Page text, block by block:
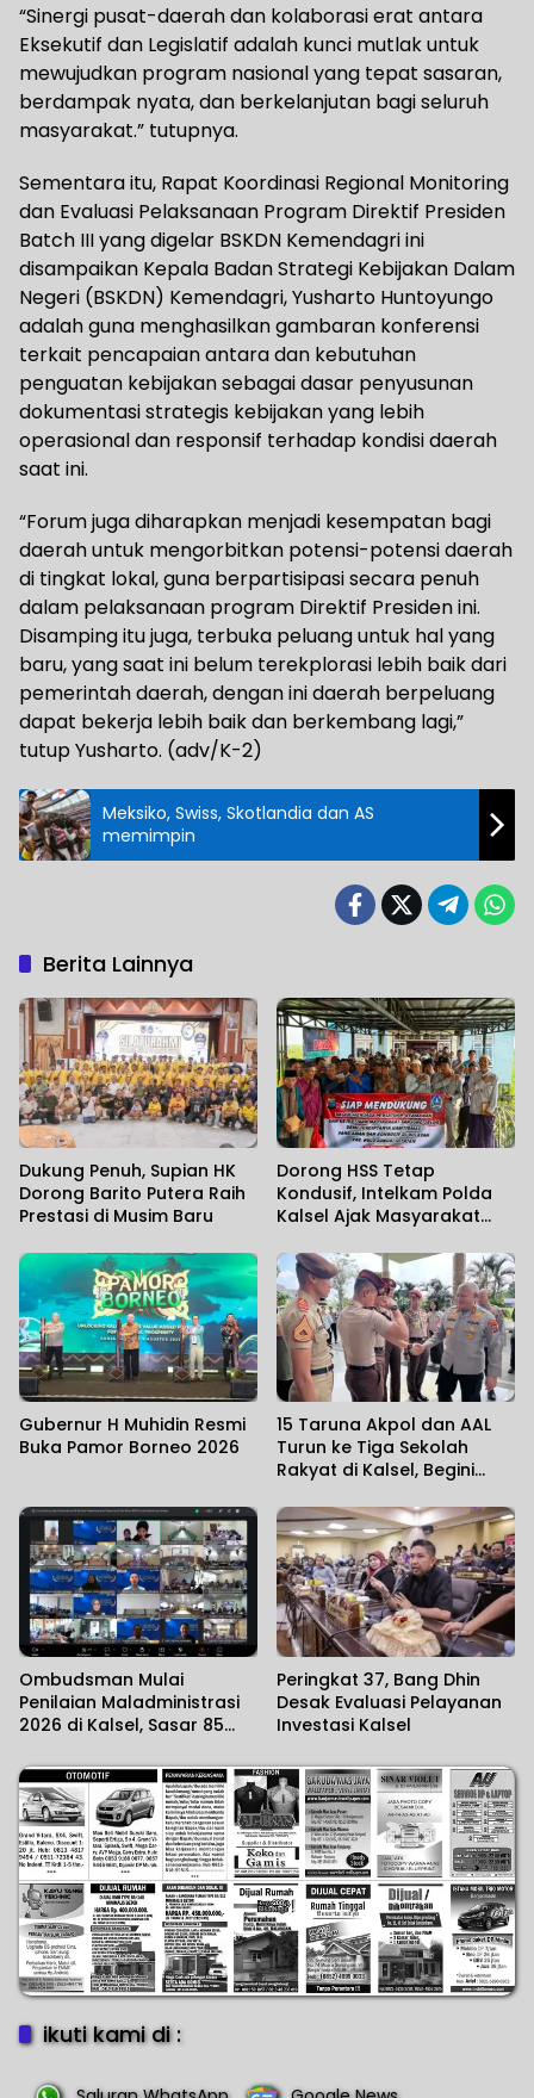
“Sinergi pusat-daerah dan kolaborasi erat antara
Eksekutif dan Legislatif adalah kunci mutlak untuk
mewujudkan program nasional yang tepat sasaran,
berdampak nyata, dan berkelanjutan bagi seluruh
masyarakat.” tutupnya.
Sementara itu, Rapat Koordinasi Regional Monitoring
dan Evaluasi Pelaksanaan Program Direktif Presiden
Batch III yang digelar BSKDN Kemendagri ini
disampaikan Kepala Badan Strategi Kebijakan Dalam
Negeri (BSKDN) Kemendagri, Yusharto Huntoyungo
adalah guna menghasilkan gambaran konferensi
terkait pencapaian antara dan kebutuhan
penguatan kebijakan sebagai dasar penyusunan
dokumentasi strategis kebijakan yang lebih
operasional dan responsif terhadap kondisi daerah
saat ini.
“Forum juga diharapkan menjadi kesempatan bagi
daerah untuk mengorbitkan potensi-potensi daerah
di tingkat lokal, guna berpartisipasi secara penuh
dalam pelaksanaan program Direktif Presiden ini.
Disamping itu juga, terbuka peluang untuk hal yang
baru, yang saat ini belum terekplorasi lebih baik dari
pemerintah daerah, dengan ini daerah berpeluang
dapat bekerja lebih baik dan berkembang lagi,”
tutup Yusharto. (adv/K-2)
Meksiko, Swiss, Skotlandia dan AS
memimpin
Berita Lainnya
Dukung Penuh, Supian HK
Dorong Barito Putera Raih
Prestasi di Musim Baru
Dorong HSS Tetap
Kondusif, Intelkam Polda
Kalsel Ajak Masyarakat
Gubernur H Muhidin Resmi
Buka Pamor Borneo 2026
15 Taruna Akpol dan AAL
Turun ke Tiga Sekolah
Rakyat di Kalsel, Begini
Ombudsman Mulai
Penilaian Maladministrasi
2026 di Kalsel, Sasar 85
Peringkat 37, Bang Dhin
Desak Evaluasi Pelayanan
Investasi Kalsel
ikuti kami di :